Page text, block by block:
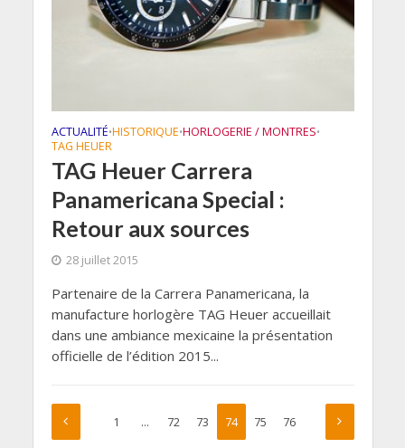
ACTUALITÉ•HISTORIQUE•HORLOGERIE / MONTRES•
TAG HEUER
TAG Heuer Carrera
Panamericana Special :
Retour aux sources
28 juillet 2015
Partenaire de la Carrera Panamericana, la
manufacture horlogère TAG Heuer accueillait
dans une ambiance mexicaine la présentation
officielle de l’édition 2015...
1 … 72 73 74 75 76